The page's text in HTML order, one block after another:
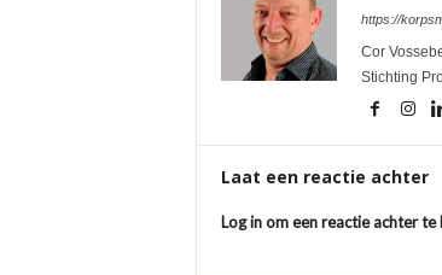
https://
Cor
Stichting
Laat een reactie achter
Log in om een reactie achter te